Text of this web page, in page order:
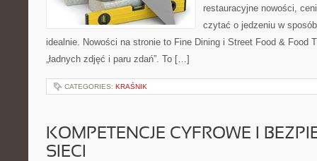
restauracyjne nowości,
czytać o jedzeniu w
idealnie. Nowości na stronie to Fine Dining i Street Food & Food
„ładnych zdjęć i paru zdań”. To […]
CATEGORIES: KRAŚNIK
KOMPETENCJE CYFROWE I
SIECI